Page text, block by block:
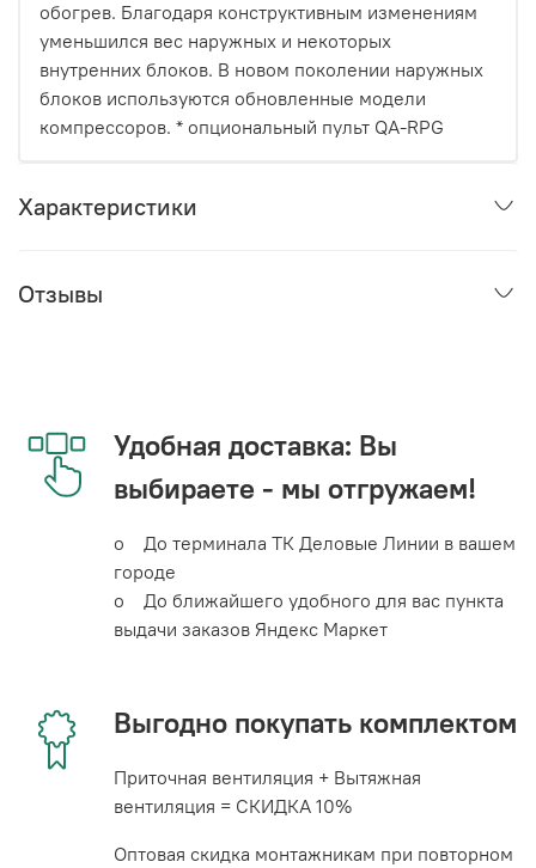
обогрев. Благодаря конструктивным изменениям
уменьшился вес наружных и некоторых
внутренних блоков. В новом поколении наружных
блоков используются обновленные модели
компрессоров. * опциональный пульт QA-RPG
Характеристики
Отзывы
Удобная доставка: Вы
выбираете - мы отгружаем!
o До терминала ТК Деловые Линии в вашем
городе
o До ближайшего удобного для вас пункта
выдачи заказов Яндекс Маркет
Выгодно покупать комплектом
Приточная вентиляция + Вытяжная
вентиляция = СКИДКА 10%
Оптовая скидка монтажникам при повторном